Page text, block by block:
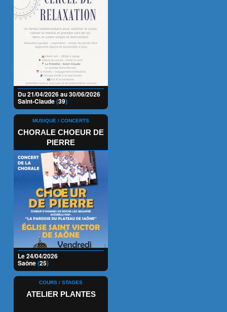
Du 21/04/2026 au 30/06/2026
Saint-Claude(39)
MUSIQUE / CONCERTS
CHORALE CHOEUR DE
PIERRE
Le 24/04/2026
Saône(25)
COURS / STAGES
ATELIER PLANTES